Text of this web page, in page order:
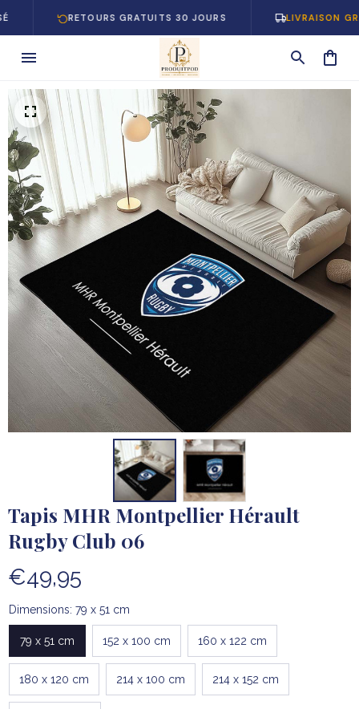
RETOURS GRATUITS 30 JOURS LIVRAISON GRATUITE
Tapis MHR Montpellier Hérault
Rugby Club 06
€49,95
Dimensions: 79 x 51 cm
79 x 51 cm 152 x 100 cm 160 x 122 cm
180 x 120 cm 214 x 100 cm 214 x 152 cm